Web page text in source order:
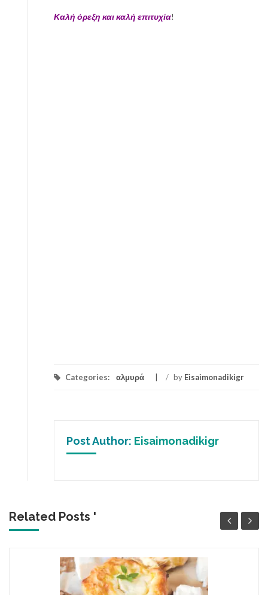
Καλή όρεξη και καλή επιτυχία!
Categories: αλμυρά / by Eisaimonadikigr
Post Author: Eisaimonadikigr
Related Posts '